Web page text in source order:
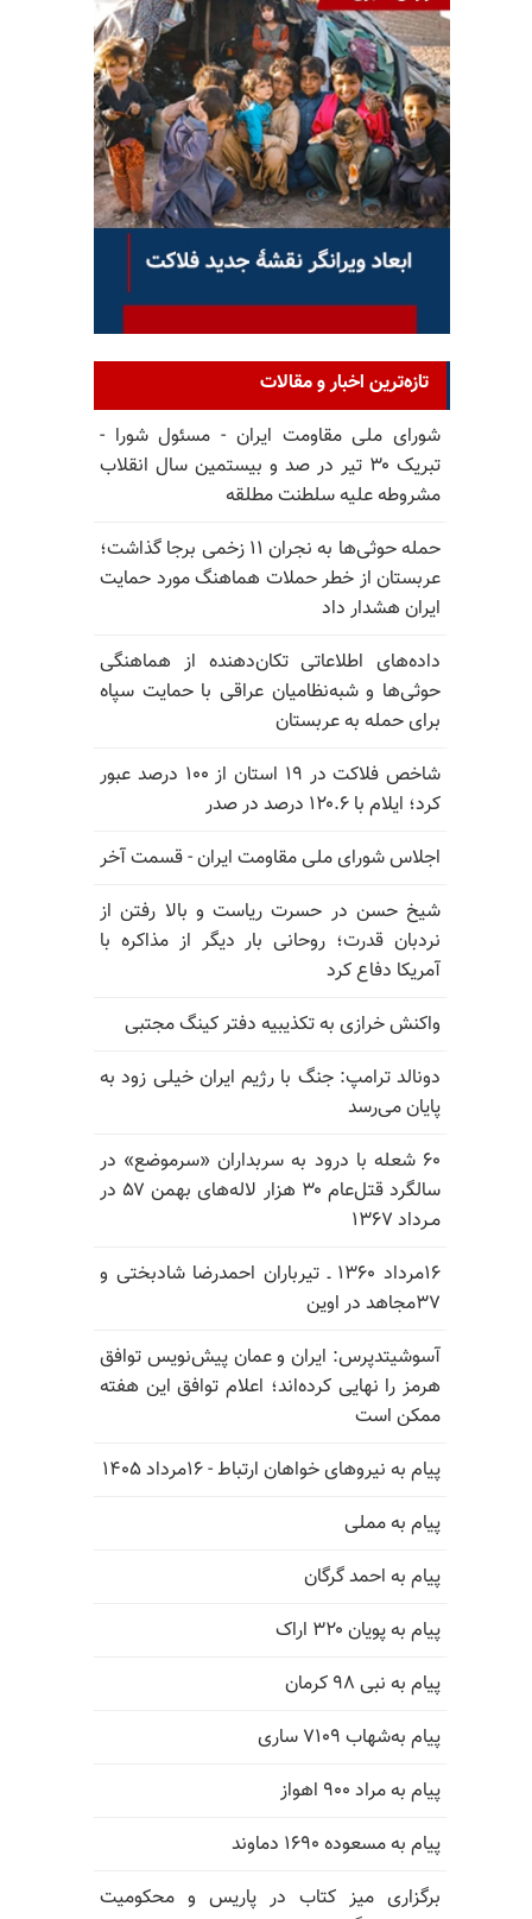
تازه‌ترین اخبار و مقالات
شورای ملی مقاومت ایران - مسئول شورا -
تبریک ۳۰ تیر در صد و بیستمین سال انقلاب
مشروطه علیه سلطنت مطلقه
حمله حوثی‌ها به نجران ۱۱ زخمی برجا گذاشت؛
عربستان از خطر حملات هماهنگ مورد حمایت
ایران هشدار داد
داده‌های اطلاعاتی تکان‌دهنده از هماهنگی
حوثی‌ها و شبه‌نظامیان عراقی با حمایت سپاه
برای حمله به عربستان
شاخص فلاکت در ۱۹ استان از ۱۰۰ درصد عبور
کرد؛ ایلام با ۱۲۰.۶ درصد در صدر
اجلاس شورای ملی مقاومت ایران - قسمت آخر
شیخ حسن در حسرت ریاست و بالا رفتن از
نردبان قدرت؛ روحانی بار دیگر از مذاکره با
آمریکا دفاع کرد
واکنش خرازی به تکذیبیه دفتر کینگ مجتبی
دونالد ترامپ: جنگ با رژیم ایران خیلی زود به
پایان می‌رسد
۶۰ شعله با درود به سربداران «سرموضع» در
سالگرد قتل‌عام ۳۰ هزار لاله‌های بهمن ۵۷ در
مـرداد ۱۳۶۷
۱۶مرداد ۱۳۶۰ ـ تیرباران احمدرضا شادبختی و
۳۷مجاهد در اوین
آسوشیتدپرس: ایران و عمان پیش‌نویس توافق
هرمز را نهایی کرده‌اند؛ اعلام توافق این هفته
ممکن است
پیام به نیروهای خواهان ارتباط - ۱۶مرداد ۱۴۰۵
پیام به مملی
پیام به احمد گرگان
پیام به پویان ۳۲۰ اراک
پیام به نبی ۹۸ کرمان
پیام به‌شهاب ۷۱۰۹ ساری
پیام به مراد ۹۰۰ اهواز
پیام به مسعوده ۱۶۹۰ دماوند
برگزاری میز کتاب در پاریس و محکومیت